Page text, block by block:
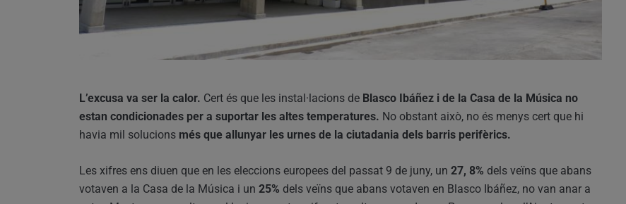
L’excusa va ser la calor. Cert és que les instal·lacions de Blasco Ibáñez i de la Casa de la Música no
estan condicionades per a suportar les altes temperatures. No obstant això, no és menys cert que hi
havia mil solucions més que allunyar les urnes de la ciutadania dels barris perifèrics.
Les xifres ens diuen que en les eleccions europees del passat 9 de juny, un 27, 8% dels veïns que abans
votaven a la Casa de la Música i un 25% dels veïns que abans votaven en Blasco Ibáñez, no van anar a